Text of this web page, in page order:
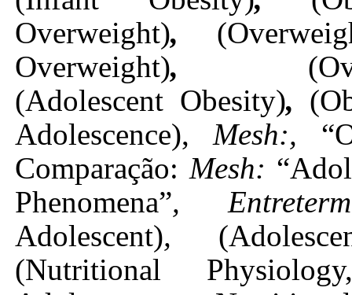
Overweight),
Overweight),
(Adolescent Obesity),
Adolescence),Mesh:,
Comparação:Mesh:
Phenomena”,
Adolescent),
(Nutritional